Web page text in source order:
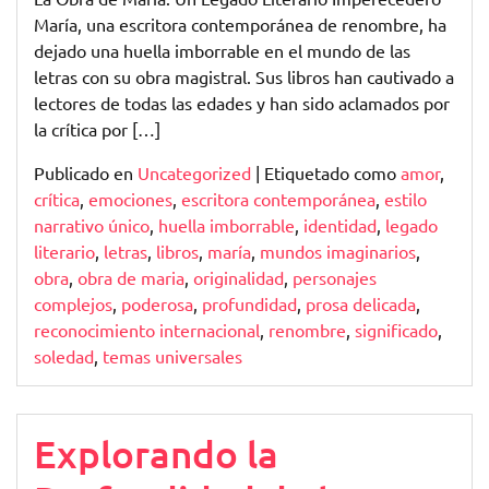
María, una escritora contemporánea de renombre, ha
dejado una huella imborrable en el mundo de las
letras con su obra magistral. Sus libros han cautivado a
lectores de todas las edades y han sido aclamados por
la crítica por […]
Publicado en Uncategorized | Etiquetado como amor,
crítica, emociones, escritora contemporánea, estilo
narrativo único, huella imborrable, identidad, legado
literario, letras, libros, maría, mundos imaginarios,
obra, obra de maria, originalidad, personajes
complejos, poderosa, profundidad, prosa delicada,
reconocimiento internacional, renombre, significado,
soledad, temas universales
Explorando la